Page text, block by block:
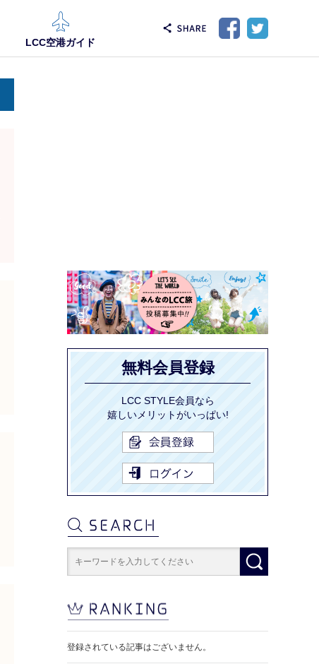
LCC空港ガイド
無料会員登録
LCC STYLE会員なら
嬉しいメリットがいっぱい!
登録されている記事はございません。